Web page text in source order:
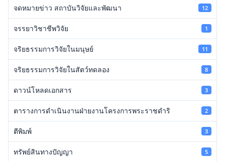
จดหมายข่าว สถาบันวิจัยและพัฒนา 12
จรรยาวิชาชีพวิจัย 1
จริยธรรมการวิจัยในมนุษย์ 11
จริยธรรมการวิจัยในสัตว์ทดลอง 8
ดาวน์โหลดเอกสาร 3
ตารางการดำเนินงานฝ่ายงานโครงการพระราชดำริ 2
ตีพิมพ์ 3
ทรัพย์สินทางปัญญา 5